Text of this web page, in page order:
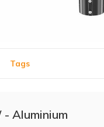
Tags
Aluminium